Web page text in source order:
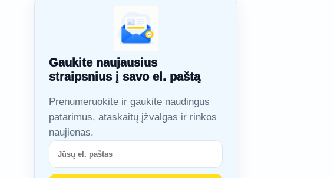
Gaukite naujausius
straipsnius į savo el. paštą
Prenumeruokite ir gaukite naudingus
patarimus, ataskaitų įžvalgas ir rinkos
naujienas.